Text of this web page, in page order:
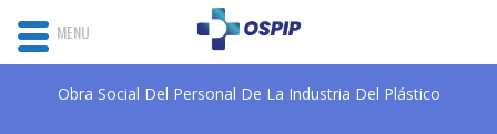
Obra Social Del Personal De La Industria Del Plástico
MENU